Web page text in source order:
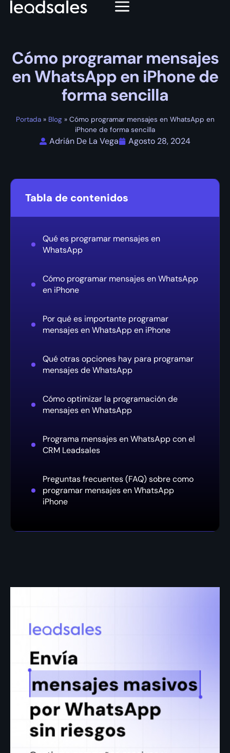
Cómo programar mensajes
en WhatsApp en iPhone de
forma sencilla
Portada» Blog» Cómo programar mensajes en WhatsApp en
iPhone de forma sencilla
Adrián De La Vega Agosto 28, 2024
Tabla de contenidos
Qué es programar mensajes en
WhatsApp
Cómo programar mensajes en WhatsApp
en iPhone
Por qué es importante programar
mensajes en WhatsApp en iPhone
Qué otras opciones hay para programar
mensajes de WhatsApp
Cómo optimizar la programación de
mensajes en WhatsApp
Programa mensajes en WhatsApp con el
CRM Leadsales
Preguntas frecuentes (FAQ) sobre como
programar mensajes en WhatsApp
iPhone